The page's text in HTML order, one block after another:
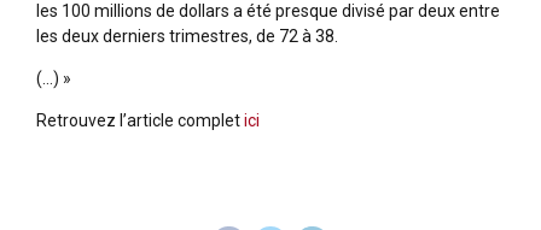
les 100 millions de dollars a été presque divisé par deux entre
les deux derniers trimestres, de 72 à 38.
(…) »
Retrouvez l’article completici